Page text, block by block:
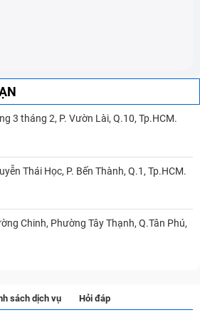
3 tháng 2, P. Vườn Lài, Q.10, Tp.HCM.
Thái Học, P. Bến Thành, Q.1, Tp.HCM.
Chinh, Phường Tây Thạnh, Q.Tân Phú,
sách dịch vụ Hỏi đáp